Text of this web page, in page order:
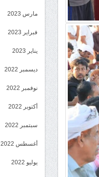
مارس 2023
فبراير 2023
يناير 2023
ديسمبر 2022
نوفمبر 2022
أكتوبر 2022
سبتمبر 2022
أغسطس 2022
يوليو 2022